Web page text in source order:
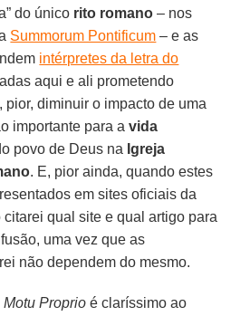
do único rito romano – nos
Summorum Pontificum – e as
intérpretes da letra do
aqui e ali prometendo
pior, diminuir o impacto de uma
importante para avida
povo de Deus na Igreja
. E, pior ainda, quando estes
em sites oficiais da
citarei qual site e qual artigo para
uma vez que as
não dependem do mesmo.
Motu Proprio é claríssimo ao